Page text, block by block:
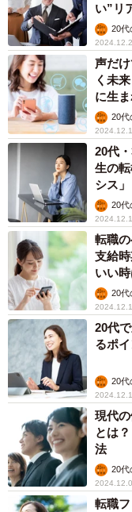
い”リ
20代
声だ
く未
に生
20代
20代
生の
シス
ステ20代
転職
支給
いい時
20代
20代
るポ
20代
現代
とは？ 信頼と目標共有で成果を最大化する方
法
20代
転職